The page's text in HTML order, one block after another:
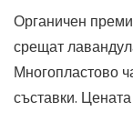
Органичен
срещат
Многопластово
съставки.